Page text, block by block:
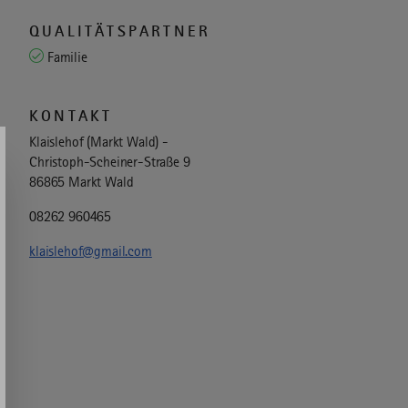
QUALITÄTSPARTNER
Familie
KONTAKT
Klaislehof (Markt Wald) -
Christoph-Scheiner-Straße 9
86865 Markt Wald
08262 960465
klaislehof@gmail.com